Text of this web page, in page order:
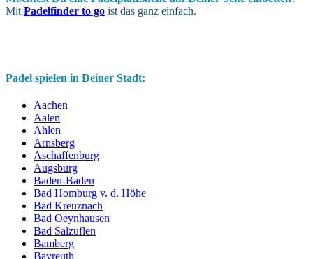
MitPadelfinder to go ist das ganz einfach.
Padel spielen in Deiner Stadt:
Aachen
Aalen
Ahlen
Arnsberg
Aschaffenburg
Augsburg
Baden-Baden
Bad Homburg v. d. Höhe
Bad Kreuznach
Bad Oeynhausen
Bad Salzuflen
Bamberg
Bayreuth